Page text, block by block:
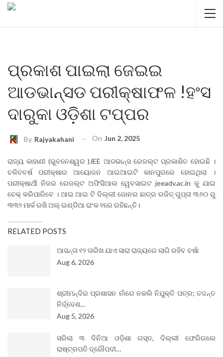
ପ୍ରକାଶ ପାଇଲା ଜେଇଇ
ଆଡଭାନ୍ସଡ ପରୀକ୍ଷାଫଳ !ହଂସ
ଦାରୁକା ଓଡ଼ିଶା ଟପ୍ପର
By Rajyakahani On Jun 2, 2025
ରାଜ୍ୟ କାହାଣୀ (ଭୁବନେଶ୍ୱର )JEE ଆଡଭାନ୍ସ ରେଜଲ୍ଟ ପ୍ରକାଶିତ ହୋଇଛି ।
ଚଳିତବର୍ଷ ପରୀକ୍ଷାର ଆୟୋଜନ ଆଇଆଇଟି କାନପୁରରେ ହୋଇଥିଲା ।
ପରୀକ୍ଷାର୍ଥୀ ନିଜର ରେଜଲ୍ଟ ଅଫିସିଆଲ ୱେବସାଇଟ jeeadv.ac.in କୁ ଯାଇ
ଚେକ୍ କରିପାରିବେ । ଆଇ ଆଇ ଟି ଦିଲ୍ଲୀ ଜୋନର ଛାତ୍ର ରଜିତ୍ ଗୁପ୍ତା ୩୬୦ ରୁ
୩୩୨ ମାର୍କ ରଖି ଅଲ୍ ଇଣ୍ଡିଆ ରାଂକ ୧ରେ ରହିଛନ୍ତି।
RELATED POSTS
ଆସନ୍ତା ୧୨ ତାରିଖ ଯାଏ ସାରା ରାଜ୍ୟରେ ଲାଗି ରହିବ ବର୍ଷା
Aug 6, 2026
ଶ୍ରୀମନ୍ଦିର ପ୍ରଶାସନ ନାଁରେ ନକଲି ନିଯୁକ୍ତି ପତ୍ର; ତଦନ୍ତ
ନିର୍ଦ୍ଦେଶ…
Aug 5, 2026
ସରିଲା ୩ ଦିନିଆ ଓଡ଼ିଶା ଗସ୍ତ, ଦିଲ୍ଲୀ ଫେରିଗଲେ
ରାଷ୍ଟ୍ରପତି ଦ୍ରୌପଦୀ…